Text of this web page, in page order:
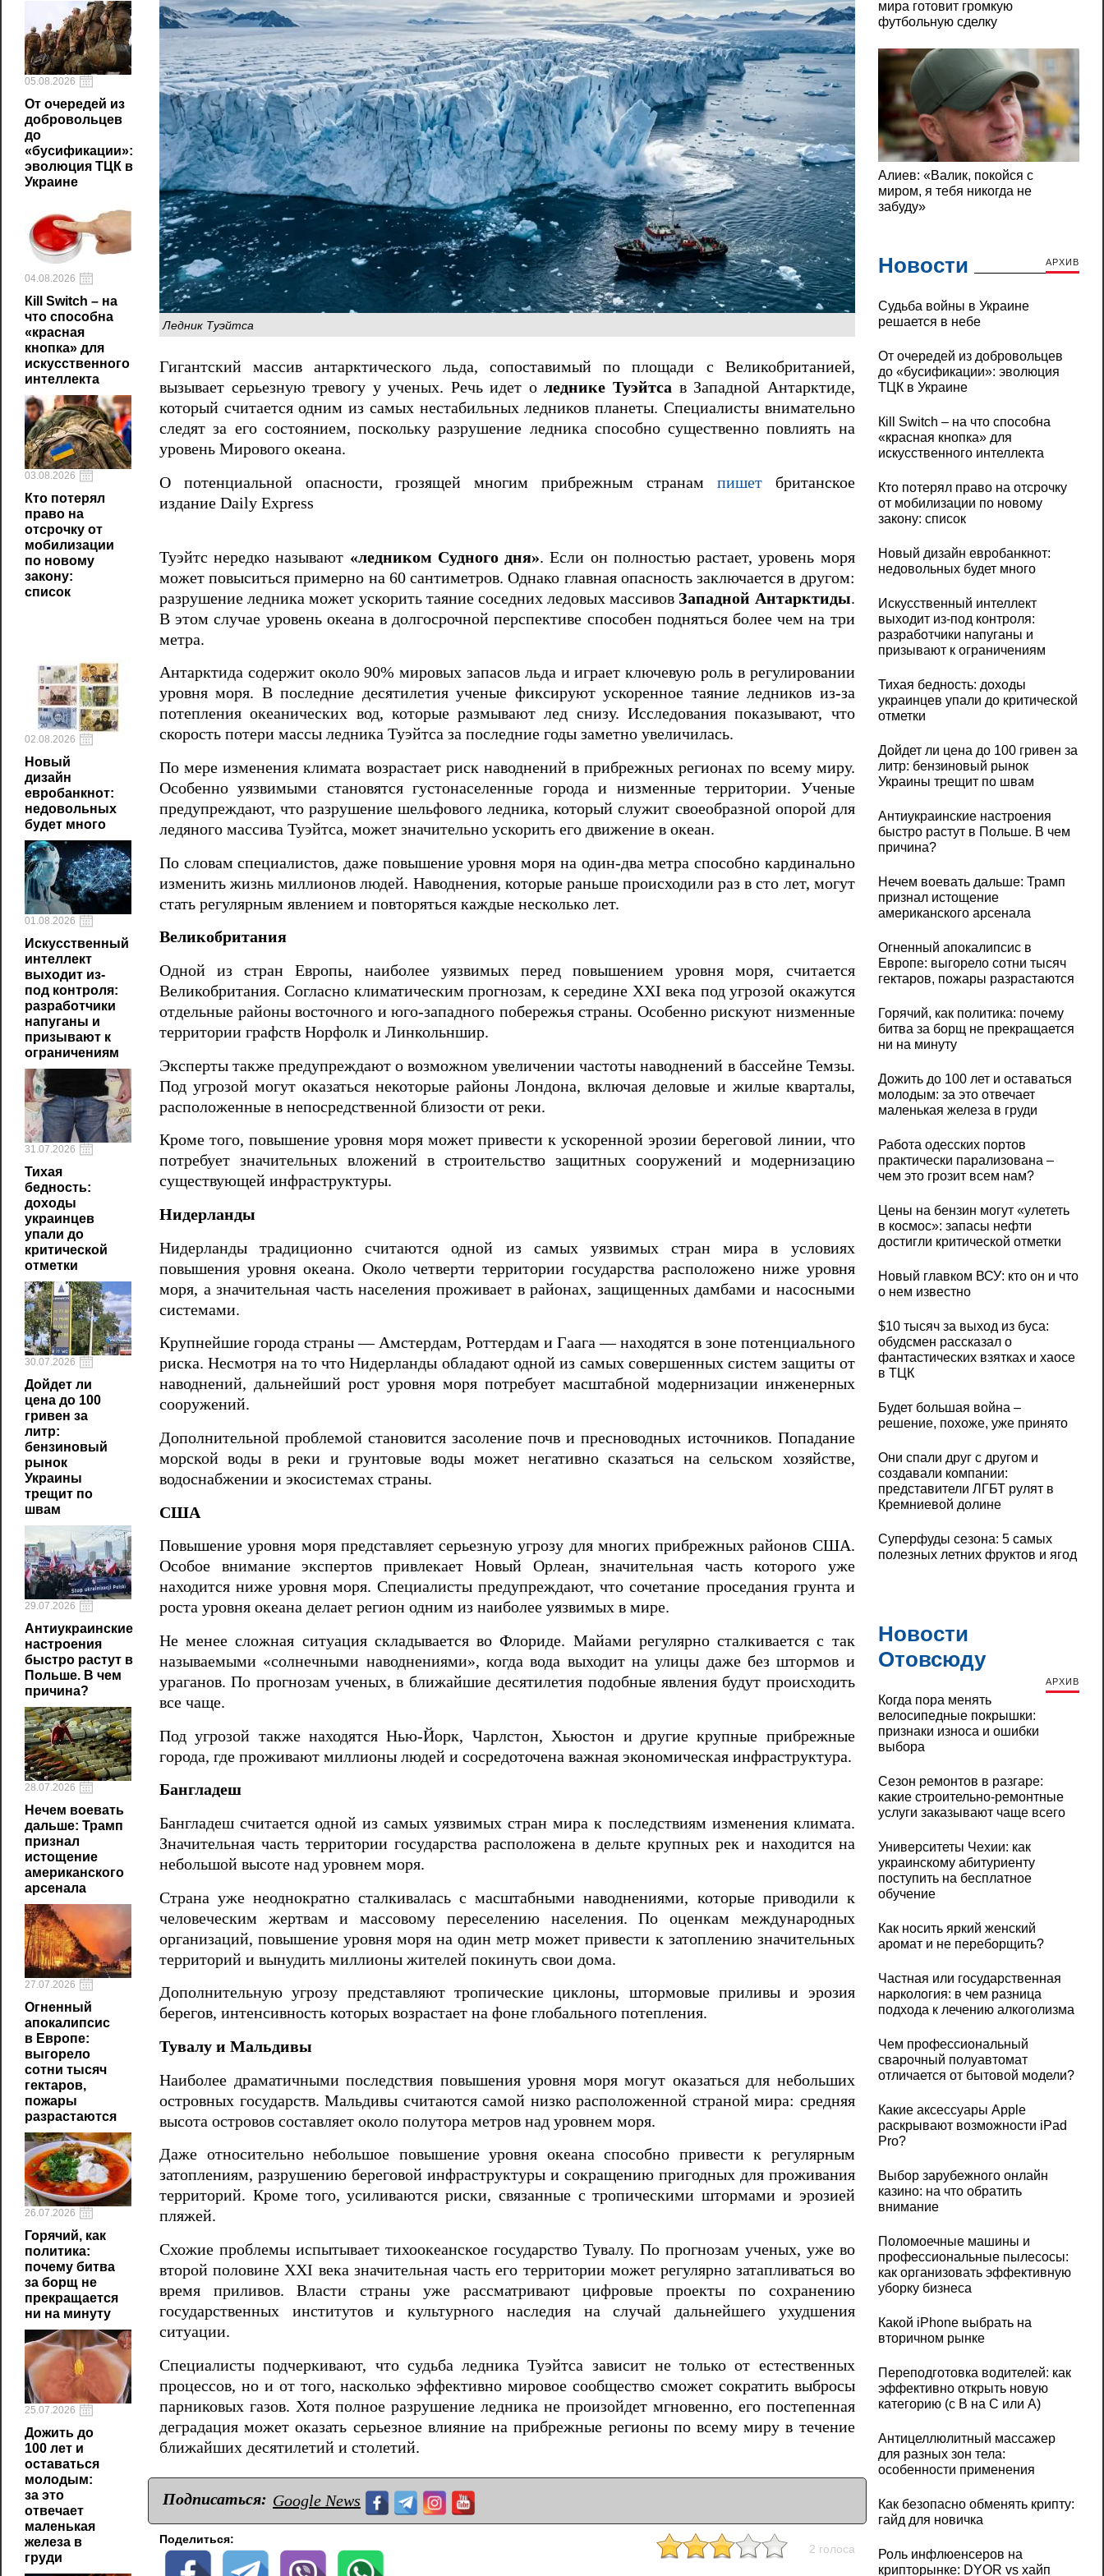
05.08.2026
От очередей из
добровольцев
до
«бусификации»:
эволюция ТЦК в
Украине
04.08.2026
Кill Switch – на
что способна
«красная
кнопка» для
искусственного
интеллекта
03.08.2026
Кто потерял
право на
отсрочку от
мобилизации
по новому
закону:
список
02.08.2026
Новый
дизайн
евробанкнот:
недовольных
будет много
01.08.2026
Искусственный
интеллект
выходит из-
под контроля:
разработчики
напуганы и
призывают к
ограничениям
31.07.2026
Тихая
бедность:
доходы
украинцев
упали до
критической
отметки
30.07.2026
Дойдет ли
цена до 100
гривен за
литр:
бензиновый
рынок
Украины
трещит по
швам
29.07.2026
Антиукраинские
настроения
быстро растут в
Польше. В чем
причина?
28.07.2026
Нечем воевать
дальше: Трамп
признал
истощение
американского
арсенала
27.07.2026
Огненный
апокалипсис
в Европе:
выгорело
сотни тысяч
гектаров,
пожары
разрастаются
26.07.2026
Горячий, как
политика:
почему битва
за борщ не
прекращается
ни на минуту
25.07.2026
Дожить до
100 лет и
оставаться
молодым:
за это
отвечает
маленькая
железа в
груди
Ледник Туэйтса
Гигантский массив антарктического льда, сопоставимый по площади с Великобританией,
вызывает серьезную тревогу у ученых. Речь идет оледнике Туэйтса в Западной Антарктиде,
который считается одним из самых нестабильных ледников планеты. Специалисты внимательно
следят за его состоянием, поскольку разрушение ледника способно существенно повлиять на
уровень Мирового океана.
О потенциальной опасности, грозящей многим прибрежным странам пишетбританское
издание Daily Express
Туэйтс нередко называют «ледником Судного дня». Если он полностью растает, уровень моря
может повыситься примерно на 60 сантиметров. Однако главная опасность заключается в другом:
разрушение ледника может ускорить таяние соседних ледовых массивов Западной Антарктиды.
В этом случае уровень океана в долгосрочной перспективе способен подняться более чем на три
метра.
Антарктида содержит около 90% мировых запасов льда и играет ключевую роль в регулировании
уровня моря. В последние десятилетия ученые фиксируют ускоренное таяние ледников из-за
потепления океанических вод, которые размывают лед снизу. Исследования показывают, что
скорость потери массы ледника Туэйтса за последние годы заметно увеличилась.
По мере изменения климата возрастает риск наводнений в прибрежных регионах по всему миру.
Особенно уязвимыми становятся густонаселенные города и низменные территории. Ученые
предупреждают, что разрушение шельфового ледника, который служит своеобразной опорой для
ледяного массива Туэйтса, может значительно ускорить его движение в океан.
По словам специалистов, даже повышение уровня моря на один-два метра способно кардинально
изменить жизнь миллионов людей. Наводнения, которые раньше происходили раз в сто лет, могут
стать регулярным явлением и повторяться каждые несколько лет.
Великобритания
Одной из стран Европы, наиболее уязвимых перед повышением уровня моря, считается
Великобритания. Согласно климатическим прогнозам, к середине XXI века под угрозой окажутся
отдельные районы восточного и юго-западного побережья страны. Особенно рискуют низменные
территории графств Норфолк и Линкольншир.
Эксперты также предупреждают о возможном увеличении частоты наводнений в бассейне Темзы.
Под угрозой могут оказаться некоторые районы Лондона, включая деловые и жилые кварталы,
расположенные в непосредственной близости от реки.
Кроме того, повышение уровня моря может привести к ускоренной эрозии береговой линии, что
потребует значительных вложений в строительство защитных сооружений и модернизацию
существующей инфраструктуры.
Нидерланды
Нидерланды традиционно считаются одной из самых уязвимых стран мира в условиях
повышения уровня океана. Около четверти территории государства расположено ниже уровня
моря, а значительная часть населения проживает в районах, защищенных дамбами и насосными
системами.
Крупнейшие города страны — Амстердам, Роттердам и Гаага — находятся в зоне потенциального
риска. Несмотря на то что Нидерланды обладают одной из самых совершенных систем защиты от
наводнений, дальнейший рост уровня моря потребует масштабной модернизации инженерных
сооружений.
Дополнительной проблемой становится засоление почв и пресноводных источников. Попадание
морской воды в реки и грунтовые воды может негативно сказаться на сельском хозяйстве,
водоснабжении и экосистемах страны.
США
Повышение уровня моря представляет серьезную угрозу для многих прибрежных районов США.
Особое внимание экспертов привлекает Новый Орлеан, значительная часть которого уже
находится ниже уровня моря. Специалисты предупреждают, что сочетание проседания грунта и
роста уровня океана делает регион одним из наиболее уязвимых в мире.
Не менее сложная ситуация складывается во Флориде. Майами регулярно сталкивается с так
называемыми «солнечными наводнениями», когда вода выходит на улицы даже без штормов и
ураганов. По прогнозам ученых, в ближайшие десятилетия подобные явления будут происходить
все чаще.
Под угрозой также находятся Нью-Йорк, Чарлстон, Хьюстон и другие крупные прибрежные
города, где проживают миллионы людей и сосредоточена важная экономическая инфраструктура.
Бангладеш
Бангладеш считается одной из самых уязвимых стран мира к последствиям изменения климата.
Значительная часть территории государства расположена в дельте крупных рек и находится на
небольшой высоте над уровнем моря.
Страна уже неоднократно сталкивалась с масштабными наводнениями, которые приводили к
человеческим жертвам и массовому переселению населения. По оценкам международных
организаций, повышение уровня моря на один метр может привести к затоплению значительных
территорий и вынудить миллионы жителей покинуть свои дома.
Дополнительную угрозу представляют тропические циклоны, штормовые приливы и эрозия
берегов, интенсивность которых возрастает на фоне глобального потепления.
Тувалу и Мальдивы
Наиболее драматичными последствия повышения уровня моря могут оказаться для небольших
островных государств. Мальдивы считаются самой низко расположенной страной мира: средняя
высота островов составляет около полутора метров над уровнем моря.
Даже относительно небольшое повышение уровня океана способно привести к регулярным
затоплениям, разрушению береговой инфраструктуры и сокращению пригодных для проживания
территорий. Кроме того, усиливаются риски, связанные с тропическими штормами и эрозией
пляжей.
Схожие проблемы испытывает тихоокеанское государство Тувалу. По прогнозам ученых, уже во
второй половине XXI века значительная часть его территории может регулярно затапливаться во
время приливов. Власти страны уже рассматривают цифровые проекты по сохранению
государственных институтов и культурного наследия на случай дальнейшего ухудшения
ситуации.
Специалисты подчеркивают, что судьба ледника Туэйтса зависит не только от естественных
процессов, но и от того, насколько эффективно мировое сообщество сможет сократить выбросы
парниковых газов. Хотя полное разрушение ледника не произойдет мгновенно, его постепенная
деградация может оказать серьезное влияние на прибрежные регионы по всему миру в течение
ближайших десятилетий и столетий.
Подписаться: Google News
Поделиться:
2 голоса
Новости АРХИВ
Судьба войны в Украине
решается в небе
От очередей из добровольцев
до «бусификации»: эволюция
ТЦК в Украине
Кill Switch – на что способна
«красная кнопка» для
искусственного интеллекта
Кто потерял право на отсрочку
от мобилизации по новому
закону: список
Новый дизайн евробанкнот:
недовольных будет много
Искусственный интеллект
выходит из-под контроля:
разработчики напуганы и
призывают к ограничениям
Тихая бедность: доходы
украинцев упали до критической
отметки
Дойдет ли цена до 100 гривен за
литр: бензиновый рынок
Украины трещит по швам
Антиукраинские настроения
быстро растут в Польше. В чем
причина?
Нечем воевать дальше: Трамп
признал истощение
американского арсенала
Огненный апокалипсис в
Европе: выгорело сотни тысяч
гектаров, пожары разрастаются
Горячий, как политика: почему
битва за борщ не прекращается
ни на минуту
Дожить до 100 лет и оставаться
молодым: за это отвечает
маленькая железа в груди
Работа одесских портов
практически парализована –
чем это грозит всем нам?
Цены на бензин могут «улететь
в космос»: запасы нефти
достигли критической отметки
Новый главком ВСУ: кто он и что
о нем известно
$10 тысяч за выход из буса:
обудсмен рассказал о
фантастических взятках и хаосе
в ТЦК
Будет большая война –
решение, похоже, уже принято
Они спали друг с другом и
создавали компании:
представители ЛГБТ рулят в
Кремниевой долине
Суперфуды сезона: 5 самых
полезных летних фруктов и ягод
Новости
Отовсюду
АРХИВ
Когда пора менять
велосипедные покрышки:
признаки износа и ошибки
выбора
Сезон ремонтов в разгаре:
какие строительно-ремонтные
услуги заказывают чаще всего
Университеты Чехии: как
украинскому абитуриенту
поступить на бесплатное
обучение
Как носить яркий женский
аромат и не переборщить?
Частная или государственная
наркология: в чем разница
подхода к лечению алкоголизма
Чем профессиональный
сварочный полуавтомат
отличается от бытовой модели?
Какие аксессуары Apple
раскрывают возможности iPad
Pro?
Выбор зарубежного онлайн
казино: на что обратить
внимание
Поломоечные машины и
профессиональные пылесосы:
как организовать эффективную
уборку бизнеса
Какой iPhone выбрать на
вторичном рынке
Переподготовка водителей: как
эффективно открыть новую
категорию (с B на C или А)
Антицеллюлитный массажер
для разных зон тела:
особенности применения
Как безопасно обменять крипту:
гайд для новичка
Роль инфлюенсеров на
крипторынке: DYOR vs хайп